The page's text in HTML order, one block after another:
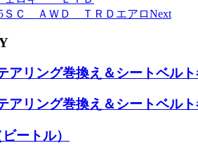
ＳＣ ＡＷＤ ＴＲＤエアロNext
リング巻換え＆シートベルト
リング巻換え＆シートベルト
ートル）